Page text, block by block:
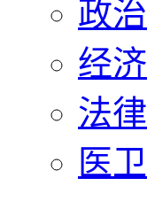
政治
经济
法律
医卫